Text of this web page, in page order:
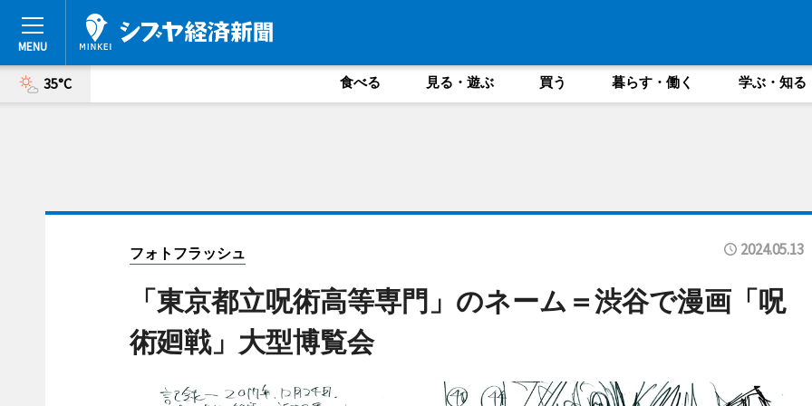
35°C 食べる 見る・遊ぶ 買う 暮らす・働く 学ぶ・知る
フォトフラッシュ 2024.05.13
「東京都立呪術高等専門」のネーム＝渋谷で漫画「呪
術廻戦」大型博覧会